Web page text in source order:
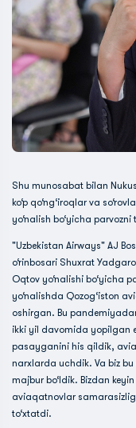
Shu munosabat bilan
ko‘p qo‘ng‘iroqlar va
yo‘nalish bo‘yicha
"Uzbekistan Airways" AJ
o‘rinbosari Shuxrat
Oqtov yo‘nalishi bo‘yicha
yo‘nalishda Qozog‘iston
oshirgan. Bu
ikki yil davomida yopilgan
pasayganini his qildik,
narxlarda uchdik. Va biz
majbur bo‘ldik. Bizdan
aviaqatnovlar
to‘xtatdi.